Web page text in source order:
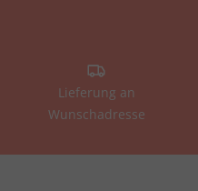
Lieferung an
Wunschadresse